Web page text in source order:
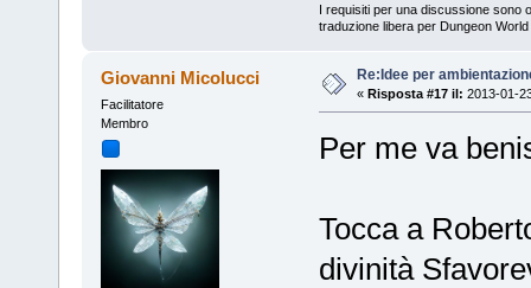
I requisiti per una discussione sono
traduzione libera per Dungeon World
Giovanni Micolucci
Facilitatore
Membro
Re:Idee per
« Risposta #17 il: 2013-01-
Per me va
Tocca a
divinità